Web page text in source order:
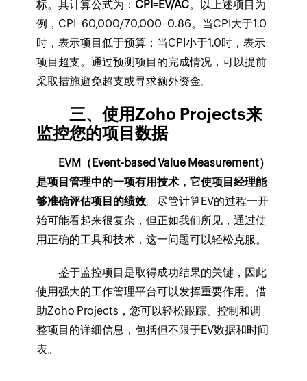
标。其计算公式为： CPI=EV/AC。以上述项目为
例，CPI=60,000/70,000=0.86。当CPI大于1.0
时，表示项目低于预算；当CPI小于1.0时，表示
项目超支。通过预测项目的完成情况，可以提前
采取措施避免超支或寻求额外资金。
三、使用Zoho Projects来
监控您的项目数据
EVM（Event-based Value Measurement）
是项目管理中的一项有用技术，它使项目经理能
够准确评估项目的绩效。尽管计算EV的过程一开
始可能看起来很复杂，但正如我们所见，通过使
用正确的工具和技术，这一问题可以轻松克服。
鉴于监控项目是取得成功结果的关键，因此
使用强大的工作管理平台可以发挥重要作用。借
助Zoho Projects，您可以轻松跟踪、控制和调
整项目的详细信息，包括但不限于EV数据和时间
表。